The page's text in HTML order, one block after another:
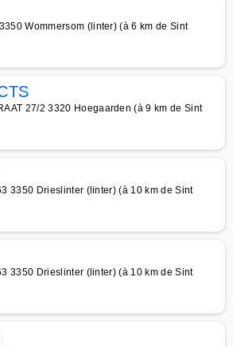
Wommersom (linter) (à 6 km de Sint
27/2 3320 Hoegaarden (à 9 km de Sint
3350 Drieslinter (linter) (à 10 km de Sint
3350 Drieslinter (linter) (à 10 km de Sint